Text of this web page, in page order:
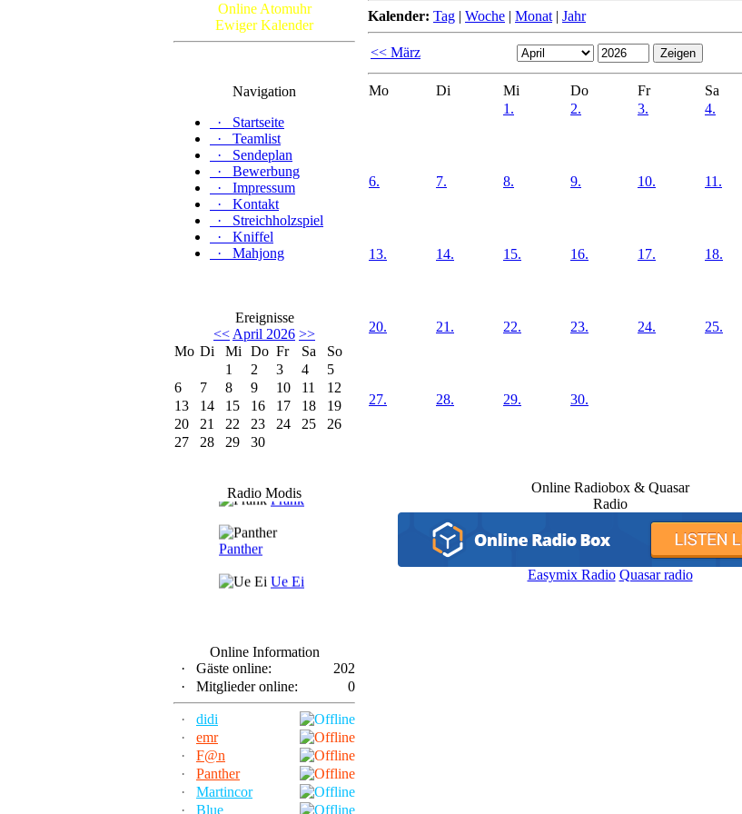
Online Atomuhr
Ewiger Kalender
Navigation
·
Startseite
·
Teamlist
·
Sendeplan
·
Bewerbung
·
Impressum
·
Kontakt
·
Streichholzspiel
·
Kniffel
·
Mahjong
Ereignisse
<< April 2026 >>
Mo Di Mi Do Fr Sa
So
1
2 3 4
5
6
7 8 9 10 11
12
13
14 15 16 17 18
19
20
21 22 23 24 25
26
27
28 29 30
Radio Modis
Frank
Panther
Ue Ei
Online Information
·
Gäste online:
202
·
Mitglieder online: 0
·
didi
·
emr
·
F@n
·
Panther
·
Martincor
·
Blue
Kalender: Tag | Woche | Monat | Jahr
<< März
Mo Di Mi Do Fr Sa
1.
2. 3. 4.
6. 7. 8. 9. 10. 11.
13. 14. 15. 16. 17. 18.
20. 21. 22. 23. 24. 25.
27. 28. 29. 30.
Online Radiobox & Quasar
Radio
Easymix Radio Quasar radio